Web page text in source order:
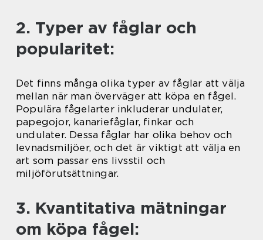
2. Typer av fåglar och
popularitet:
Det finns många olika typer av fåglar att välja
mellan när man överväger att köpa en fågel.
Populära fågelarter inkluderar undulater,
papegojor, kanariefåglar, finkar och
undulater. Dessa fåglar har olika behov och
levnadsmiljöer, och det är viktigt att välja en
art som passar ens livsstil och
miljöförutsättningar.
3. Kvantitativa mätningar
om köpa fågel: